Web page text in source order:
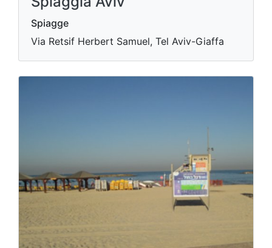
Spiagge
Via Retsif Herbert Samuel, Tel Aviv-Giaffa